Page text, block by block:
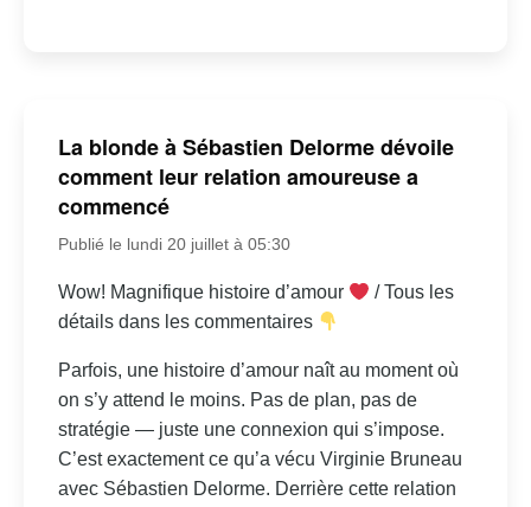
La blonde à Sébastien Delorme dévoile
comment leur relation amoureuse a
commencé
Publié le lundi 20 juillet à 05:30
Wow! Magnifique histoire d’amour
/ Tous les
détails dans les commentaires
Parfois, une histoire d’amour naît au moment où
on s’y attend le moins. Pas de plan, pas de
stratégie — juste une connexion qui s’impose.
C’est exactement ce qu’a vécu Virginie Bruneau
avec Sébastien Delorme. Derrière cette relation